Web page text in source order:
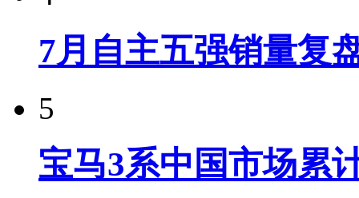
7月自主五强销量复
5
宝马3系中国市场累